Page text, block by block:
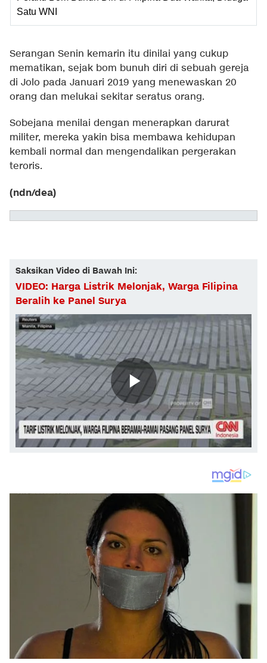
Satu WNI
Serangan Senin kemarin itu dinilai yang cukup
mematikan, sejak bom bunuh diri di sebuah gereja
di Jolo pada Januari 2019 yang menewaskan 20
orang dan melukai sekitar seratus orang.
Sobejana menilai dengan menerapkan darurat
militer, mereka yakin bisa membawa kehidupan
kembali normal dan mengendalikan pergerakan
teroris.
(ndn/dea)
Saksikan Video di Bawah Ini:
VIDEO: Harga Listrik Melonjak, Warga Filipina
Beralih ke Panel Surya